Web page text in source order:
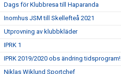
Dags för Klubbresa till Haparanda
Inomhus JSM till Skellefteå 2021
Utprovning av klubbkläder
IPRK 1
IPRK 2019/2020 obs ändring tidsprogram!
Niklas Wiklund Sportchef